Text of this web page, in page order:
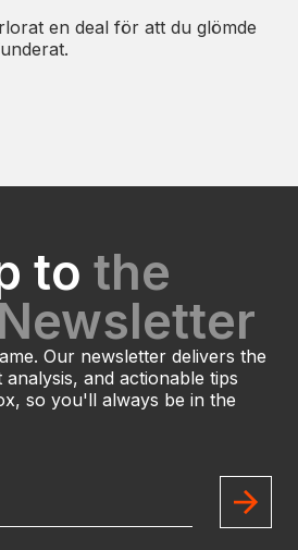
en deal för att du glömde
to the
Our newsletter delivers the
and actionable tips
so you'll always be in the